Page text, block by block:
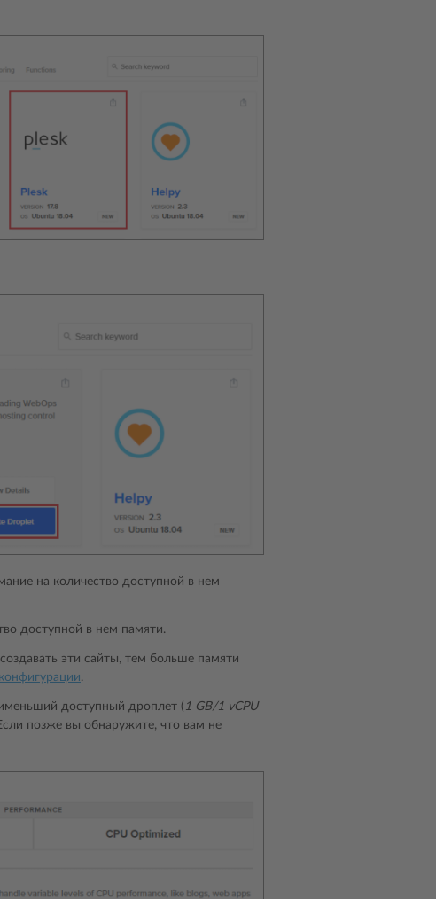
на количество доступной в нем
доступной в нем памяти.
эти сайты, тем больше памяти
.
доступный дроплет ( 1 GB/1 vCPU
позже вы обнаружите, что вам не